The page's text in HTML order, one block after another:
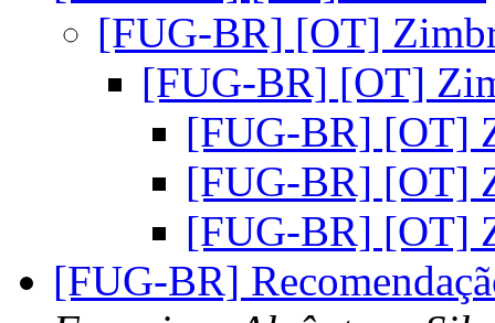
[FUG-BR] [OT]
[FUG-BR] [OT]
[FUG-BR] [OT]
[FUG-BR] [OT]
[FUG-BR] [OT]
[FUG-BR]